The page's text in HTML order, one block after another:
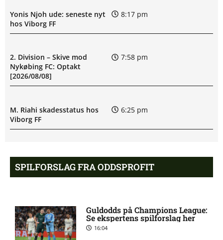
Yonis Njoh ude: seneste nyt
hos Viborg FF
8:17 pm
2. Division – Skive mod
Nykøbing FC: Optakt
[2026/08/08]
7:58 pm
M. Riahi skadesstatus hos
Viborg FF
6:25 pm
skade hos Bodø/Glimt
Bodo/Glimt: Optakt,
forventede opstillinger,
skader og karantæner
[2026/08/08]
SPILFORSLAG FRA ODDSPROFIT
Guldodds på Champions League:
Se ekspertens spilforslag her
16:04